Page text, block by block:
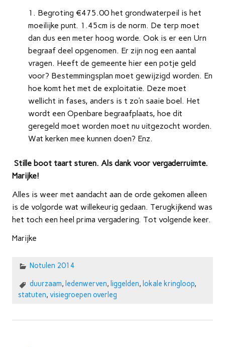
Begroting €475.00 het grondwaterpeil is het
moeilijke punt. 1.45cm is de norm. De terp moet
dan dus een meter hoog worde. Ook is er een Urn
begraaf deel opgenomen. Er zijn nog een aantal
vragen. Heeft de gemeente hier een potje geld
voor? Bestemmingsplan moet gewijzigd worden. En
hoe komt het met de exploitatie. Deze moet
wellicht in fases, anders is t zo’n saaie boel. Het
wordt een Openbare begraafplaats, hoe dit
geregeld moet worden moet nu uitgezocht worden.
Wat kerken mee kunnen doen? Enz.
Stille boot taart sturen. Als dank voor vergaderruimte.
Marijke!
Alles is weer met aandacht aan de orde gekomen alleen
is de volgorde wat willekeurig gedaan. Terugkijkend was
het toch een heel prima vergadering. Tot volgende keer.
Marijke
Notulen 2014
duurzaam, ledenwerven, liggelden, lokale kringloop,
statuten, visiegroepen overleg